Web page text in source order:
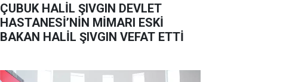
ÇUBUK HALİL ŞIVGIN DEVLET
HASTANESİ’NİN MİMARI ESKİ
BAKAN HALİL ŞIVGIN VEFAT ETTİ